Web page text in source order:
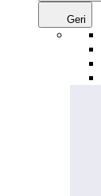
Geri